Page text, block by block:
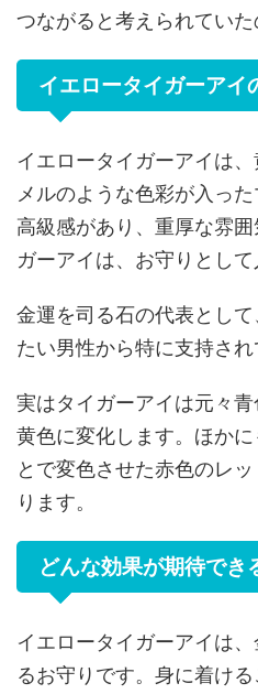
つながると考えられていた
イエロータイガーアイ
イエロータイガーアイは
メルのような色彩が入っ
高級感があり、重厚な雰
ガーアイは、お守りとして
金運を司る石の代表とし
たい男性から特に支持され
実はタイガーアイは元々
黄色に変化します。ほか
とで変色させた赤色のレ
ります。
どんな効果が期待でき
イエロータイガーアイは
るお守りです。身に着け